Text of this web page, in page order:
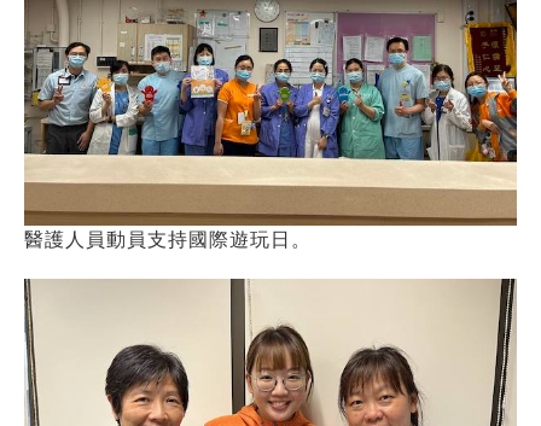
醫護人員動員支持國際遊玩日。